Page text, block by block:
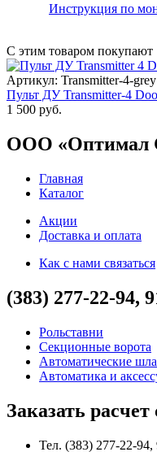
Инструкция по
С этим товаром покупают
Артикул: Transmitter-4-grey
Пульт ДУ Transmitter-4
1 500 руб.
ООО «Оптимал
Главная
Каталог
Акции
Доставка и оплата
Как с нами связаться
(383) 277-22-94,
Рольставни
Секционные ворота
Автоматические
Автоматика и
Заказать
Тел. (383) 277-22-94,